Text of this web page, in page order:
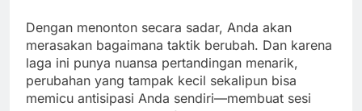
Dengan menonton secara sadar, Anda akan
merasakan bagaimana taktik berubah. Dan karena
laga ini punya nuansa pertandingan menarik,
perubahan yang tampak kecil sekalipun bisa
memicu antisipasi Anda sendiri—membuat sesi